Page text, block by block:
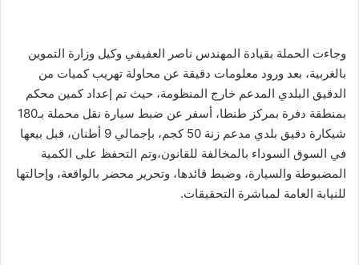
وجاءت الحملة بقيادة المهندس ناصر العفيفي وكيل وزارة التموين
بالغربية، بعد ورود معلومات دقيقة عن محاولة تهريب كميات من
الدقيق البلدي المدعم خارج المنظومة، حيث تم إعداد كمين محكم
بمنطقة دفرة بمركز طنطا، أسفر عن ضبط سيارة نقل محملة بـ180
شيكارة دقيق بلدي مدعم زنة 50 كجم، بإجمالي 9 أطنان، قبل بيعها
في السوق السوداء بالمخالفة للقانون،وتم التحفظ على الكمية
المضبوطة والسيارة، وضبط قائدها، وتحرير محضر بالواقعة، وإحالتها
للنيابة العامة لمباشرة التحقيقات.